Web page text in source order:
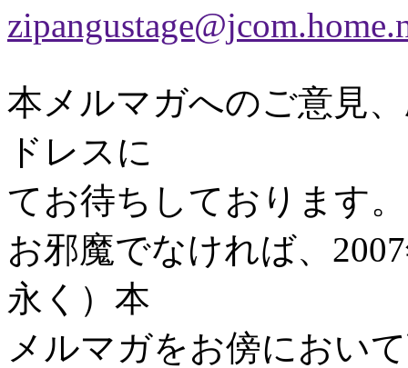
本メルマガへのご意見
ドレスに
てお待ちしております。
お邪魔でなければ、
永く）本
メルマガをお傍におい